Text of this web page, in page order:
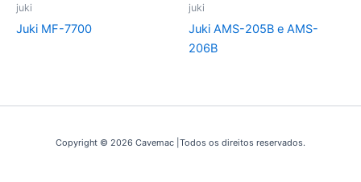
juki
Juki MF-7700
juki
Juki AMS-205B e AMS-
206B
Copyright © 2026 Cavemac |Todos os direitos reservados.